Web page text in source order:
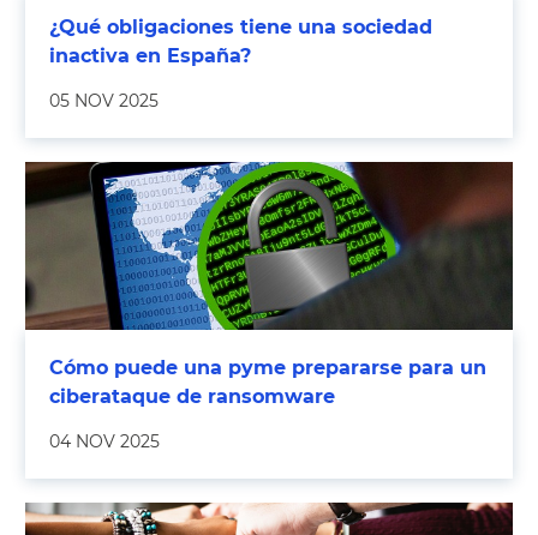
¿Qué obligaciones tiene una sociedad
inactiva en España?
05 NOV 2025
Cómo puede una pyme prepararse para un
ciberataque de ransomware
04 NOV 2025